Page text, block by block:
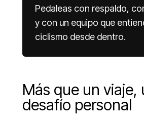
Pedaleas con respaldo,
y con un equipo que
ciclismo desde dentro.
Más que un viaje,
desafío personal